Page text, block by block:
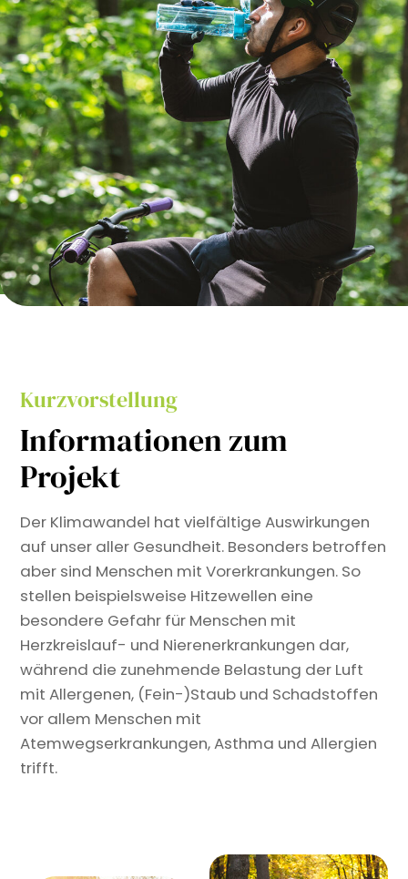
Kurzvorstellung
Informationen zum
Projekt
Der Klimawandel hat vielfältige Auswirkungen
auf unser aller Gesundheit. Besonders betroffen
aber sind Menschen mit Vorerkrankungen. So
stellen beispielsweise Hitzewellen eine
besondere Gefahr für Menschen mit
Herzkreislauf- und Nierenerkrankungen dar,
während die zunehmende Belastung der Luft
mit Allergenen, (Fein-)Staub und Schadstoffen
vor allem Menschen mit
Atemwegserkrankungen, Asthma und Allergien
trifft.